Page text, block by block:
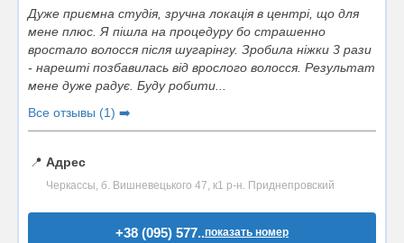
Дуже приємна студія, зручна локація в центрі, що для
мене плюс. Я пішла на процедуру бо страшенно
вростало волосся після шугарінгу. Зробила ніжки 3 рази
- нарешті позбавилась від врослого волосся. Результат
мене дуже радує. Буду робити...
Все отзывы (1) ➡️
📍 Адрес
Черкассы, б. Вишневецького 47, к1 р-н. Приднепровский
+38 (095) 577..показать номер